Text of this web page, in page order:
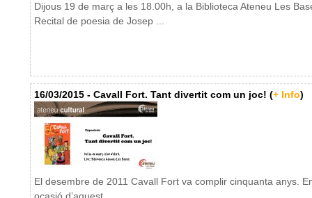
Dijous 19 de març a les 18.00h, a la Biblioteca Ateneu Les
Recital de poesia de Josep ...
16/03/2015 - Cavall Fort. Tant divertit com un joc! (+ Info)
El desembre de 2011 Cavall Fort va complir cinquanta anys.